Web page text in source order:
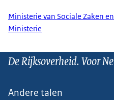
Ministerie van Sociale Zaken
Ministerie
De Rijksoverheid. Voor
Andere talen